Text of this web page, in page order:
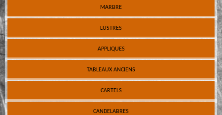
MARBRE
LUSTRES
APPLIQUES
TABLEAUX ANCIENS
CARTELS
CANDELABRES